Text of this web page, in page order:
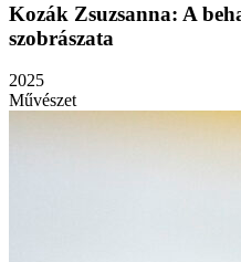
Kozák Zsuzsanna: A
szobrászata
2025
Művészet